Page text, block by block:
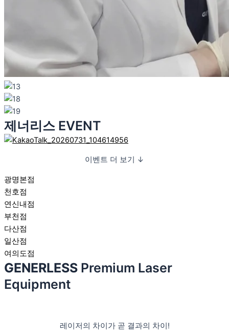
제너리스 EVENT
이벤트 더 보기 ↓
광명본점
천호점
연신내점
부천점
다산점
일산점
여의도점
GENERLESS Premium Laser
Equipment
레이저의 차이가 곧 결과의 차이!